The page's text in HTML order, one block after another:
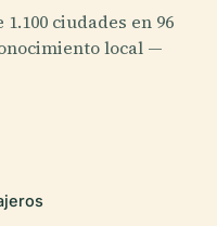
ciudades en 96
local —